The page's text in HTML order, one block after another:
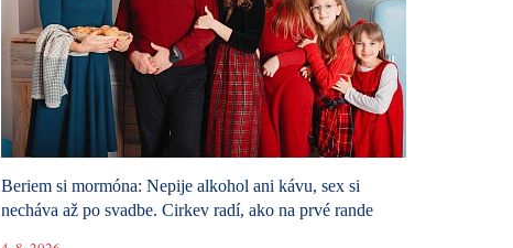
Beriem si mormóna: Nepije alkohol ani kávu, sex si
necháva až po svadbe. Cirkev radí, ako na prvé rande